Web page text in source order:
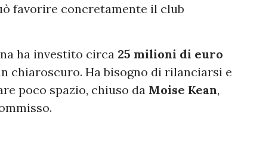
favorire concretamente il club
ha investito circa 25 milioni di euro
chiaroscuro. Ha bisogno di rilanciarsi e
poco spazio, chiuso da Moise Kean,